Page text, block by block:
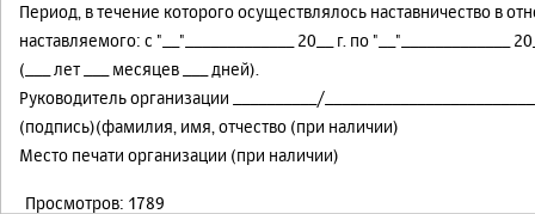
Период, в течение которого осуществлялось наставничество в
наставляемого: с "__"_____________ 20__ г. по "__"_____________
(___ лет ___ месяцев ___ дней).
Руководитель организации __________/
(подпись)(фамилия, имя, отчество (при наличии)
Место печати организации (при наличии)
Просмотров: 1789